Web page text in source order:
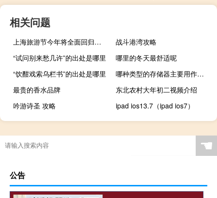
相关问题
上海旅游节今年将全面回归线下 共计发放各类文旅消费券超8400万元
战斗港湾攻略
“试问别来愁几许”的出处是哪里
哪里的冬天最舒适呢
“饮酣戏索乌栏书”的出处是哪里
哪种类型的存储器主要用作缓存存储器（主要用作缓存存储器）
最贵的香水品牌
东北农村大年初二视频介绍
吟游诗圣 攻略
ipad ios13.7（ipad ios7）
☚
公告